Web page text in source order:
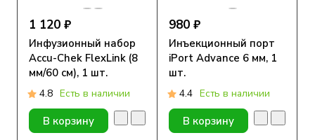
1 120 ₽
Инфузионный набор
Accu-Chek FlexLink (8
мм/60 см), 1 шт.
4.8 Есть в наличии
В корзину
980 ₽
Инъекционный порт
iPort Advance 6 мм, 1
шт.
4.4 Есть в наличии
В корзину